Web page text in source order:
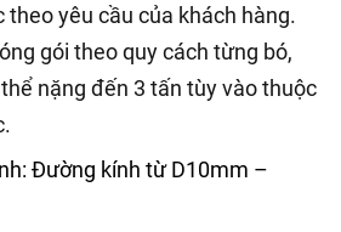
theo yêu cầu của khách hàng.
gói theo quy cách từng bó,
nặng đến 3 tấn tùy vào thuộc
Đường kính từ D10mm –